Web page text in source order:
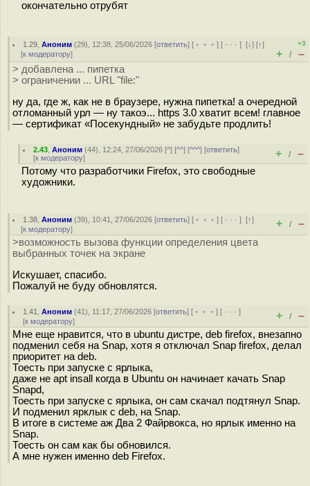
окончательно отрубят
1.29 ,Аноним (29), 12:38, 25/06/2026 [ответить] [ ﹢﹢﹢] [ · · ·][↓] [↑]
[к модератору]
+3
+ / –
> добавлена ... пипетка
> ограничении ... URL "file:"
ну да, где ж, как не в браузере, нужна пипетка! а очередной
отломанный урл — ну такоэ... https 3.0 хватит всем! главное
— сертификат «Посекундный» не забудьте продлить!
2.43 ,Аноним (44), 12:24, 27/06/2026 [^] [^^] [^^^] [ответить]
[к модератору] + / –
Потому что разработчики Firefox, это свободные
художники.
1.38 ,Аноним (39), 10:41, 27/06/2026 [ответить] [ ﹢﹢﹢] [ · · ·][↑]
[к модератору] + / –
>возможность вызова функции определения цвета
выбранных точек на экране
Искушает, спасибо.
Пожалуй не буду обновлятся.
1.41 ,Аноним (41), 11:17, 27/06/2026 [ответить] [ ﹢﹢﹢] [ · · ·]
[к модератору] + / –
Мне еще нравится, что в ubuntu дистре, deb firefox, внезапно
подменил себя на Snap, хотя я отключал Snap firefox, делал
приоритет на deb.
Тоесть при запуске с ярлыка,
даже не apt insall когда в Ubuntu он начинает качать Snap
Snapd,
Тоесть при запуске с ярлыка, он сам скачал подтянул Snap.
И подменил ярклык с deb, на Snap.
В итоге в системе аж Два 2 Файрвокса, но ярлык именно на
Snap.
Тоесть он сам как бы обновился.
А мне нужен именно deb Firefox.